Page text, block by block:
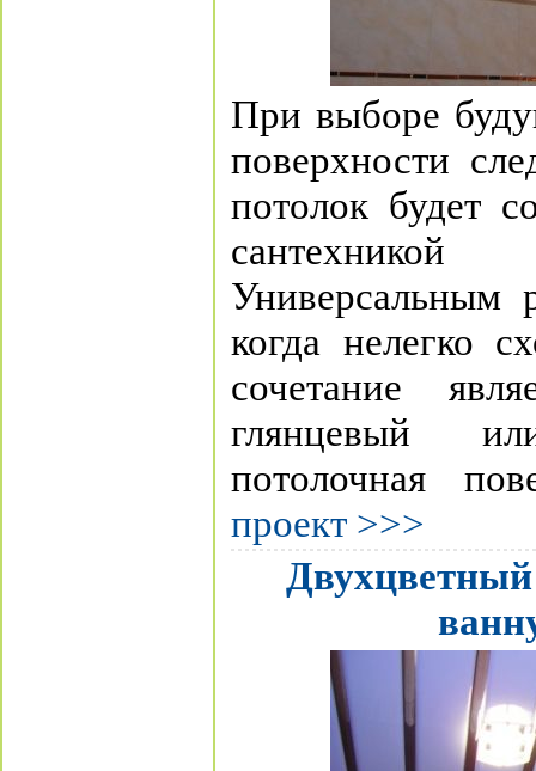
При выборе
поверхности
потолок будет
Универсальным
когда нелегко
сочетание
глянцевый
потолочная
проект >>>